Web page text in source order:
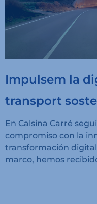
Impulsem la
transport
En Calsina Carré
compromiso con la
transformación
marco, hemos